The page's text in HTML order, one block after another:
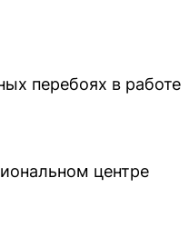
перебоях в работе
центре